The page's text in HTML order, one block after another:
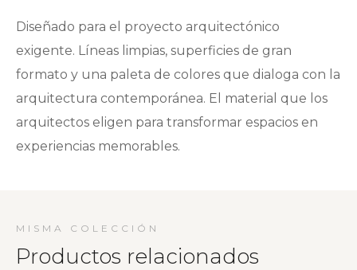
Diseñado para el proyecto arquitectónico
exigente. Líneas limpias, superficies de gran
formato y una paleta de colores que dialoga con la
arquitectura contemporánea. El material que los
arquitectos eligen para transformar espacios en
experiencias memorables.
MISMA COLECCIÓN
Productos relacionados